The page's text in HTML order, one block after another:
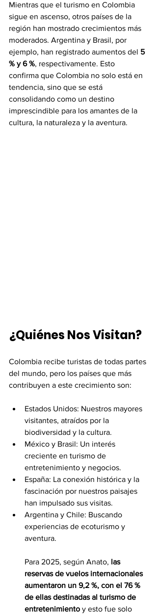
Mientras que el turismo en Colombia
sigue en ascenso, otros países de la
región han mostrado crecimientos más
moderados. Argentina y Brasil, por
ejemplo, han registrado aumentos del 5
% y 6 %, respectivamente. Esto
confirma que Colombia no solo está en
tendencia, sino que se está
consolidando como un destino
imprescindible para los amantes de la
cultura, la naturaleza y la aventura.
¿Quiénes Nos Visitan?
Colombia recibe turistas de todas partes
del mundo, pero los países que más
contribuyen a este crecimiento son:
Estados Unidos: Nuestros mayores
visitantes, atraídos por la
biodiversidad y la cultura.
México y Brasil: Un interés
creciente en turismo de
entretenimiento y negocios.
España: La conexión histórica y la
fascinación por nuestros paisajes
han impulsado sus visitas.
Argentina y Chile: Buscando
experiencias de ecoturismo y
aventura.
Para 2025, según Anato, las
reservas de vuelos internacionales
aumentaron un 9,2 %, con el 76 %
de ellas destinadas al turismo de
entretenimiento y esto fue solo